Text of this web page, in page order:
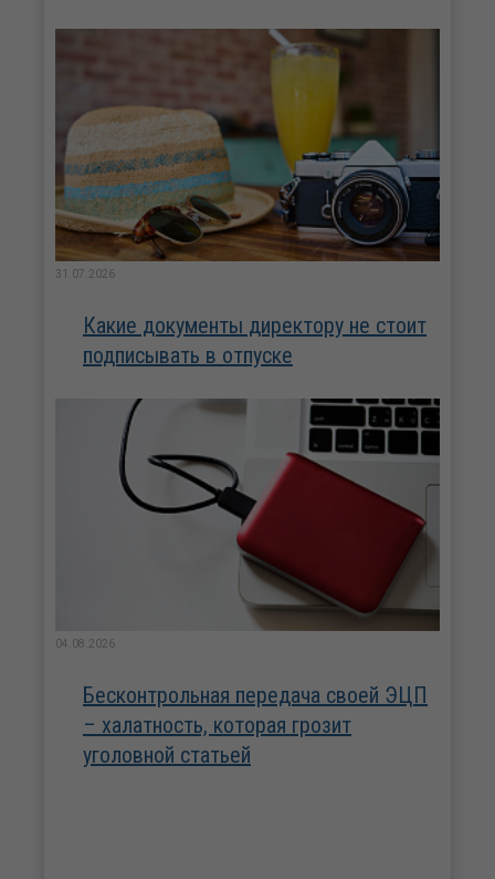
31.07.2026
Какие документы директору не стоит
подписывать в отпуске
04.08.2026
Бесконтрольная передача своей ЭЦП
– халатность, которая грозит
уголовной статьей